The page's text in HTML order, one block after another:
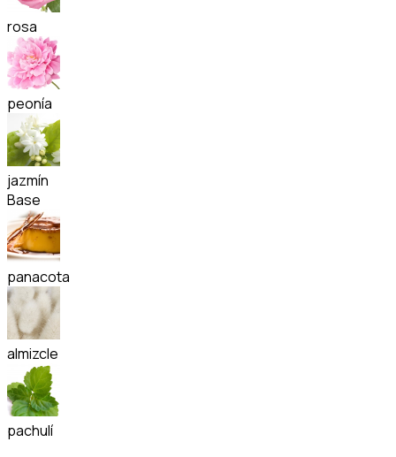
rosa
peonía
jazmín
Base
panacota
almizcle
pachulí